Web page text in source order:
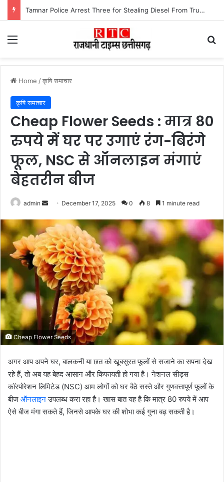
Tamnar Police Arrest Three for Stealing Diesel From Trucks at Night रात के अंधेरे में ट्रकों-ट्रेलरों का डीजल उड़ाने वाले गिरोह को तमनार पुलिस ने खरीदार समेत तीन आरोपी को किया गिरफ्तार।
Menu
Home /कृषि समाचार
कृषि समाचार
Cheap Flower Seeds : मात्र 80
रुपये में घर पर उगाएं रंग-बिरंगे
फूल, NSC से ऑनलाइन मंगाएं
बेहतरीन बीज
admin
Send
email
December 17, 2025 0 8 1 minute read
Cheap Flower Seeds
अगर आप अपने घर, बालकनी या छत को खूबसूरत फूलों से सजाने का सपना देख
रहे हैं, तो अब यह बेहद आसान और किफायती हो गया है। नेशनल सीड्स
कॉरपोरेशन लिमिटेड (NSC) आम लोगों को घर बैठे सस्ते और गुणवत्तापूर्ण फूलों के
बीज ऑनलाइनउपलब्ध करा रहा है। खास बात यह है कि मात्र 80 रुपये में आप
ऐसे बीज मंगा सकते हैं, जिनसे आपके घर की शोभा कई गुना बढ़ सकती है।